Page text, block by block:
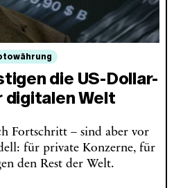
die US-Dollar-
digitalen Welt
Fortschritt – sind aber vor
für private Konzerne, für
den Rest der Welt.